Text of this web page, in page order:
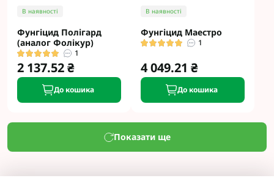
В наявності
Фунгіцид Полігард
(аналог Фолікур)
1
2 137.52 ₴
До кошика
В наявності
Фунгіцид Маестро
1
4 049.21 ₴
До кошика
Показати ще